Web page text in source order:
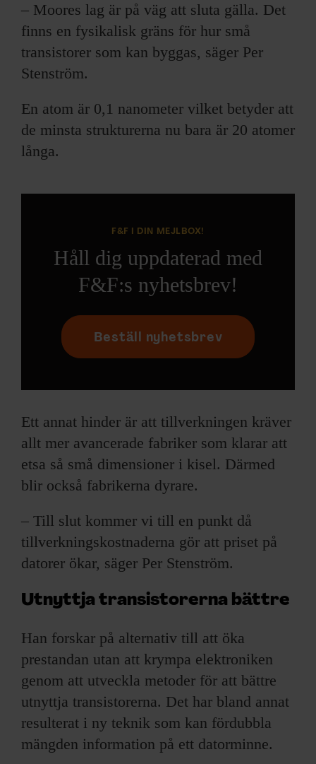
– Moores lag är på väg att sluta gälla. Det
finns en fysikalisk gräns för hur små
transistorer som kan byggas, säger Per
Stenström.
En atom är 0,1 nanometer vilket betyder att
de minsta strukturerna nu bara är 20 atomer
långa.
F&F I DIN MEJLBOX!
Håll dig uppdaterad med
F&F:s nyhetsbrev!
Beställ nyhetsbrev
Ett annat hinder är att tillverkningen kräver
allt mer avancerade fabriker som klarar att
etsa så små dimensioner i kisel. Därmed
blir också fabrikerna dyrare.
– Till slut kommer vi till en punkt då
tillverkningskostnaderna gör att priset på
datorer ökar, säger Per Stenström.
Utnyttja transistorerna bättre
Han forskar på alternativ till att öka
prestandan utan att krympa elektroniken
genom att utveckla metoder för att bättre
utnyttja transistorerna. Det har bland annat
resulterat i ny teknik som kan fördubbla
mängden information på ett datorminne.